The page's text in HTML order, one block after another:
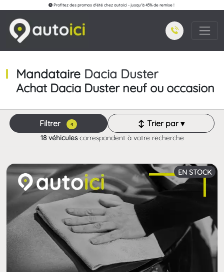
Profitez des promos d'été chez autoici - jusqu'à 45% de remise !
Mandataire Dacia Duster
Achat Dacia Duster neuf ou occasion
Filtrer 4 ↕ Trier par ▾
18 véhiculescorrespondent à votre recherche
EN STOCK